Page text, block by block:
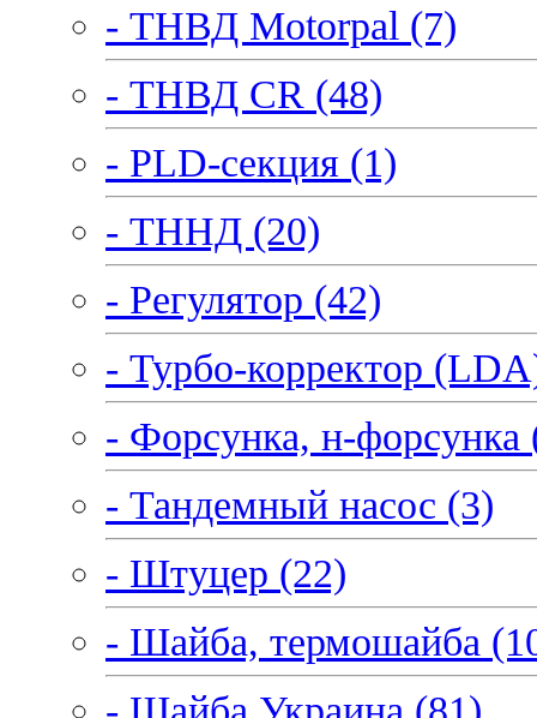
- ТНВД Motorpal (7)
- ТНВД CR (48)
- PLD-секция (1)
- ТННД (20)
- Регулятор (42)
- Турбо-корректор
- Форсунка, н-форсунка
- Тандемный насос (3)
- Штуцер (22)
- Шайба, термошайба